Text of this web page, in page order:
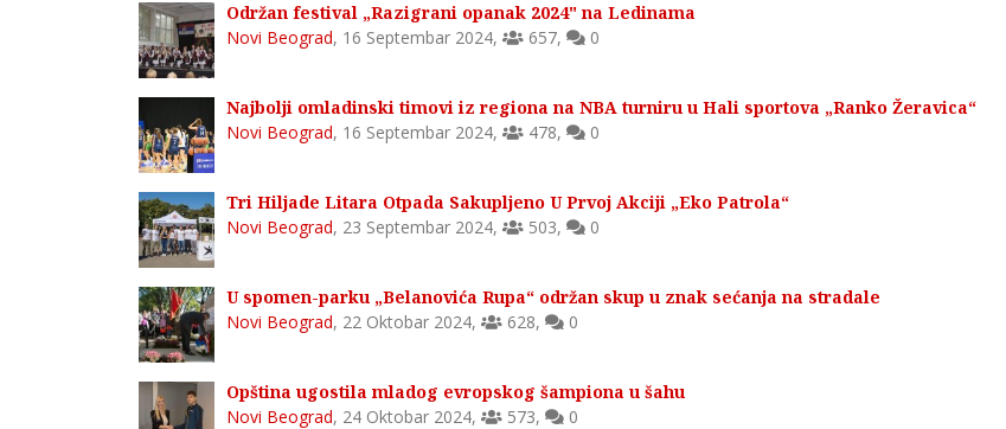
Održan festival „Razigrani opanak 2024" na Ledinama
Novi Beograd, 16 Septembar 2024, 657, 0
Najbolji omladinski timovi iz regiona na NBA turniru u Hali sportova „Ranko Žeravica“
Novi Beograd, 16 Septembar 2024, 478, 0
Tri Hiljade Litara Otpada Sakupljeno U Prvoj Akciji „Eko Patrola“
Novi Beograd, 23 Septembar 2024, 503, 0
U spomen-parku „Belanovića Rupa“ održan skup u znak sećanja na stradale
Novi Beograd, 22 Oktobar 2024, 628, 0
Opština ugostila mladog evropskog šampiona u šahu
Novi Beograd, 24 Oktobar 2024, 573, 0